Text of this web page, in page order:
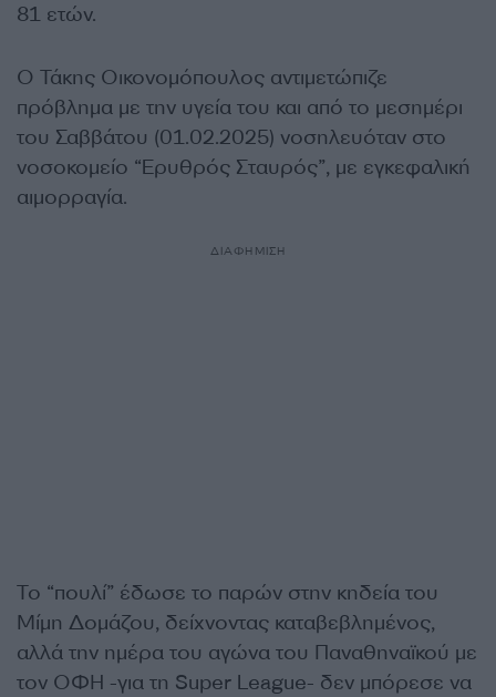
81 ετών.
Ο Τάκης Οικονομόπουλος αντιμετώπιζε
πρόβλημα με την υγεία του και από το μεσημέρι
του Σαββάτου (01.02.2025) νοσηλευόταν στο
νοσοκομείο “Ερυθρός Σταυρός”, με εγκεφαλική
αιμορραγία.
ΔΙΑΦΗΜΙΣΗ
Το “πουλί” έδωσε το παρών στην κηδεία του
Μίμη Δομάζου, δείχνοντας καταβεβλημένος,
αλλά την ημέρα του αγώνα του Παναθηναϊκού με
τον ΟΦΗ -για τη Super League- δεν μπόρεσε να